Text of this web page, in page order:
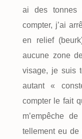
ai des tonnes
compter, j’ai
en relief
aucune zone
visage, je suis
autant «
compter le fait
m’empêche
tellement eu de